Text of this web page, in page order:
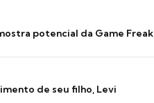
potencial da Game Freak
de seu filho, Levi